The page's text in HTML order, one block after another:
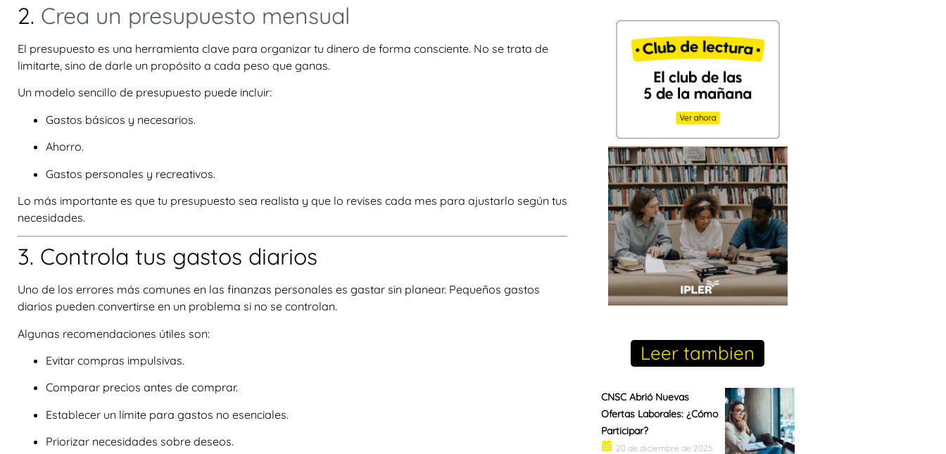
2. Crea un presupuesto mensual
El presupuesto es una herramienta clave para organizar tu dinero de forma consciente. No se trata de
limitarte, sino de darle un propósito a cada peso que ganas.
Un modelo sencillo de presupuesto puede incluir:
Gastos básicos y necesarios.
Ahorro.
Gastos personales y recreativos.
Lo más importante es que tu presupuesto sea realista y que lo revises cada mes para ajustarlo según tus
necesidades.
3. Controla tus gastos diarios
Uno de los errores más comunes en las finanzas personales es gastar sin planear. Pequeños gastos
diarios pueden convertirse en un problema si no se controlan.
Algunas recomendaciones útiles son:
Evitar compras impulsivas.
Comparar precios antes de comprar.
Establecer un límite para gastos no esenciales.
Priorizar necesidades sobre deseos.
Leer tambien
CNSC Abrió Nuevas
Ofertas Laborales: ¿Cómo
Participar?
20 de diciembre de 2025